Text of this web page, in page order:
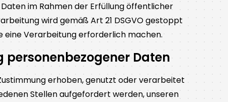
im Rahmen der Erfüllung öffentlicher
wird gemäß Art 21 DSGVO gestoppt
eine Verarbeitung erforderlich machen.
Daten
erhoben, genutzt oder verarbeitet
Stellen aufgefordert werden, unseren